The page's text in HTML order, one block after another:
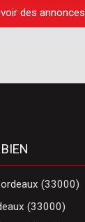
des annonces
(33000)
(33000)